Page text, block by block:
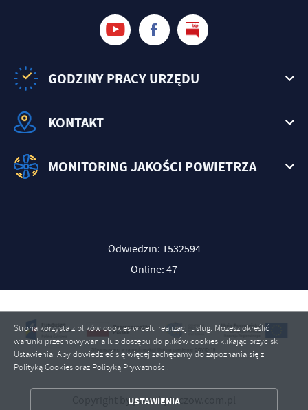
GODZINY PRACY URZĘDU
KONTAKT
MONITORING JAKOŚCI POWIETRZA
Odwiedzin: 1532594
Online: 47
Copyright by portal.pinczow.com.pl
Strona korzysta z plików cookies w celu realizacji usług. Możesz określić
warunki przechowywania lub dostępu do plików cookies klikając przycisk
Ustawienia. Aby dowiedzieć się więcej zachęcamy do zapoznania się z
Polityką Cookies oraz Polityką Prywatności.
USTAWIENIA